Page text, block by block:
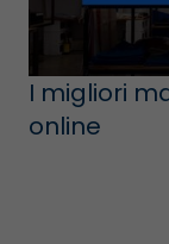
I migliori
online